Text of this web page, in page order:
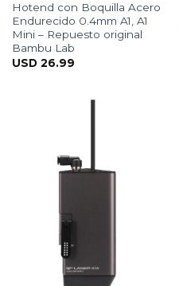
Hotend con Boquilla Acero
Endurecido 0.4mm A1, A1
Mini – Repuesto original
Bambu Lab
USD 26.99